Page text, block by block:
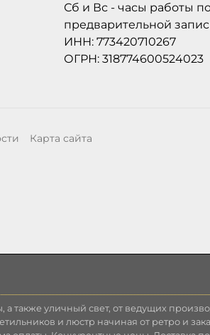
Сб и Вс - часы работы
предварительной
ИНН: 773420710267
ОГРН: 318774600524023
Карта сайта
также уличный свет, от ведущих
и люстр начиная от ретро и